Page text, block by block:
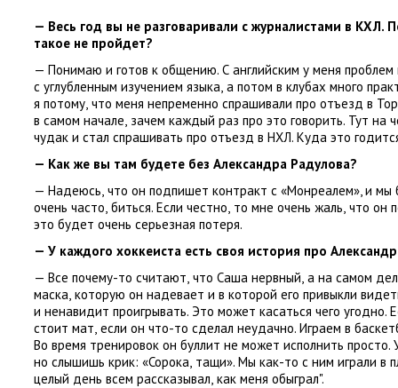
— Весь год вы не разговаривали с журналистами в КХЛ.
такое не пройдет?
— Понимаю и готов к общению. С английским у меня проблем
с углубленным изучением языка, а потом в клубах много
я потому, что меня непременно спрашивали про отъезд в
в самом начале, зачем каждый раз про это говорить. Тут на
чудак и стал спрашивать про отъезд в НХЛ. Куда это
— Как же вы там будете без Александра Радулова?
— Надеюсь, что он подпишет контракт с «Монреалем», и мы
очень часто, биться. Если честно, то мне очень жаль, что он
это будет очень серьезная потеря.
— У каждого хоккеиста есть своя история про
— Все почему-то считают, что Саша нервный, а на самом
маска, которую он надевает и в которой его привыкли
и ненавидит проигрывать. Это может касаться чего угодно.
стоит мат, если он что-то сделал неудачно. Играем в
Во время тренировок он буллит не может исполнить просто.
но слышишь крик: «Сорока, тащи». Мы как-то с ним играли в
целый день всем рассказывал, как меня обыграл".